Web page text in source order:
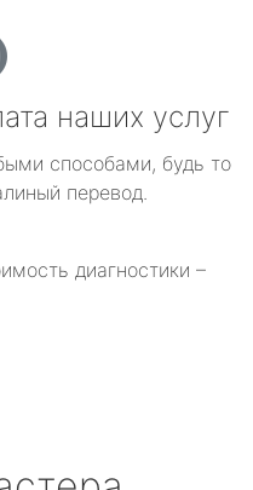
наших услуг
способами, будь то
перевод.
диагностики –